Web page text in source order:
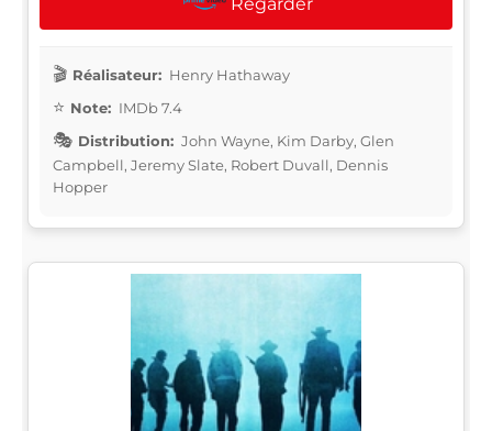
Réalisateur: Henry Hathaway
Note: IMDb 7.4
Distribution: John Wayne, Kim Darby, Glen
Campbell, Jeremy Slate, Robert Duvall, Dennis
Hopper